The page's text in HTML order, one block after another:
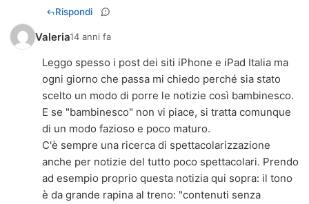
Rispondi
Valeria14 anni fa
Leggo spesso i post dei siti iPhone e iPad Italia ma
ogni giorno che passa mi chiedo perché sia stato
scelto un modo di porre le notizie così bambinesco.
E se "bambinesco" non vi piace, si tratta comunque
di un modo fazioso e poco maturo.
C'è sempre una ricerca di spettacolarizzazione
anche per notizie del tutto poco spettacolari. Prendo
ad esempio proprio questa notizia qui sopra: il tono
è da grande rapina al treno: "contenuti senza